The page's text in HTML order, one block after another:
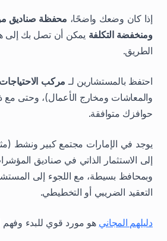
إذا كان وضعك واضحًا،محفظة صناديق
ومنخفضة التكلفةيمكن أن تصل بك إلى
الطريق.
احتفظ بالمستشارين لـمركب الاحتياجات
والمعاشات ومخارج الأعمال)، وحتى مع
حوافزك متوافقة.
إلى الاستثمار الذاتي في صناديق
وبمحافظ بسيطة، مع اللجوء إلى
التعقيد الضريبي أو التخطيطي.
دليلهم المجانيهو مورد قوي للبدء وفهم